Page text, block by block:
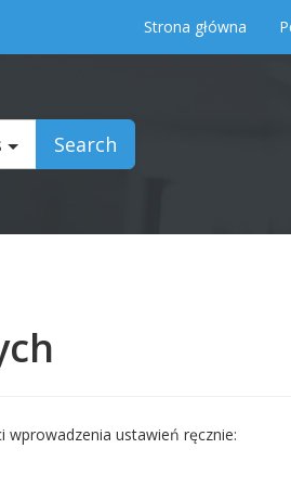
Strona główna
Search
wprowadzenia ustawień ręcznie: